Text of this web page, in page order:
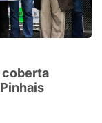
coberta